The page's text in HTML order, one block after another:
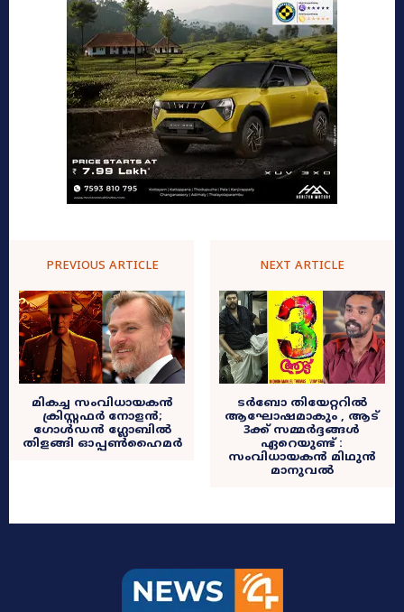
PREVIOUS ARTICLE
മികച്ച സംവിധായകൻ
ക്രിസ്റ്റഫർ നോളൻ;
ഗോൾഡൻ ഗ്ലോബിൽ
തിളങ്ങി ഓപ്പൺഹൈമർ
NEXT ARTICLE
ടർബോ തിയേറ്ററിൽ
ആഘോഷമാകും , ആട്
3ക്ക് സമ്മർദ്ദങ്ങൾ
ഏറെയുണ്ട് :
സംവിധായകൻ മിഥുൻ
മാനുവൽ